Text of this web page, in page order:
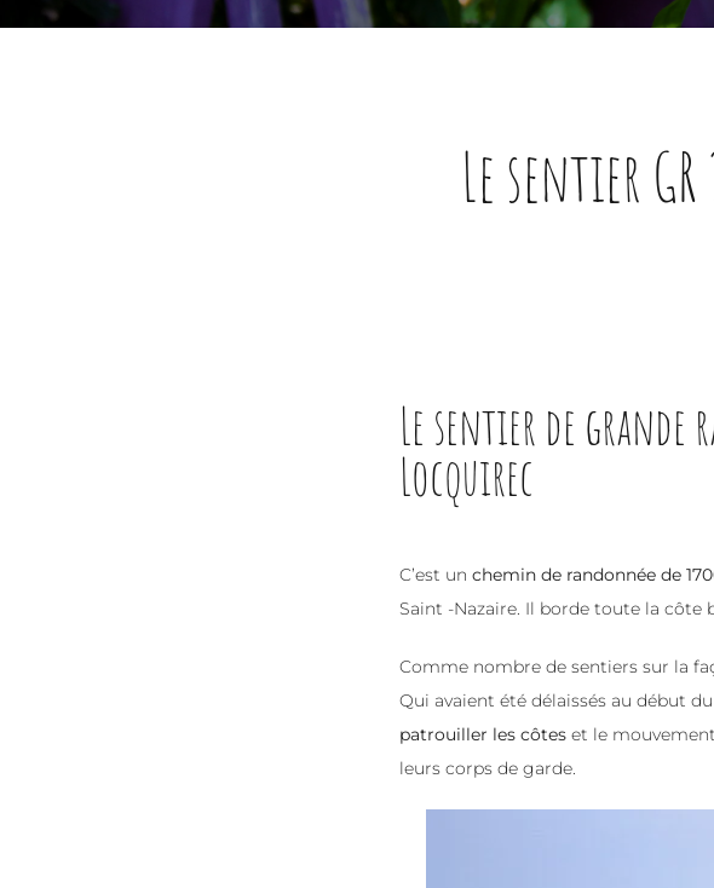
Le sentier
Le sentier de grande
Locquirec
C’est unchemin de randonnée de
Saint -Nazaire. Il borde toute la côte
Comme nombre de sentiers sur la
Qui avaient été délaissés au début
patrouiller les côtes et le
leurs corps de garde.